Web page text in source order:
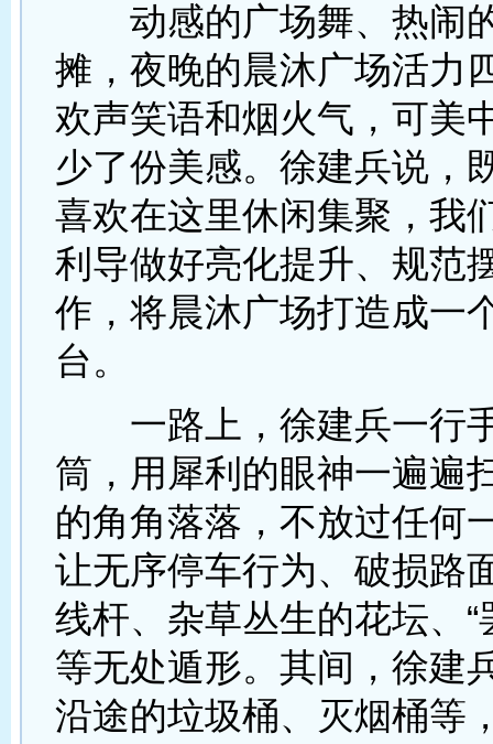
动感的广场舞、热闹
摊，夜晚的晨沐广场活力
欢声笑语和烟火气，可美
少了份美感。徐建兵说，
喜欢在这里休闲集聚，我
利导做好亮化提升、规范
作，将晨沐广场打造成一
台。
一路上，徐建兵一行
筒，用犀利的眼神一遍遍
的角角落落，不放过任何
让无序停车行为、破损路
线杆、杂草丛生的花坛、“
等无处遁形。其间，徐建
沿途的垃圾桶、灭烟桶等